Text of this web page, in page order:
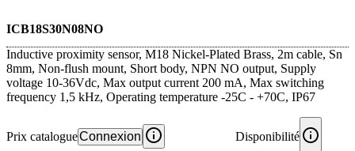
ICB18S30N08NO
Inductive proximity sensor, M18 Nickel-Plated Brass, 2m cable, Sn
8mm, Non-flush mount, Short body, NPN NO output, Supply
voltage 10-36Vdc, Max output current 200 mA, Max switching
frequency 1,5 kHz, Operating temperature -25C - +70C, IP67
Prix catalogueConnexion Disponibilité